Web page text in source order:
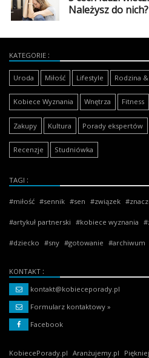
Należysz do nich?
KATEGORIE
Uroda Miłość Lifestyle Rodzina
Kobiece Wyznania Wnętrza Fitness
Zakupy Kultura Porady ekspertów
Recenzje Studniówka
TAGI
miłość sennik sen związek
artykuł partnerski kobiece wyznania
dziecko sny gotowanie archiwum
KONTAKT
kontakt@kobieceporady.pl
Formularz kontaktowy »
Facebook
KobiecePorady.pl Aranżujemy.pl